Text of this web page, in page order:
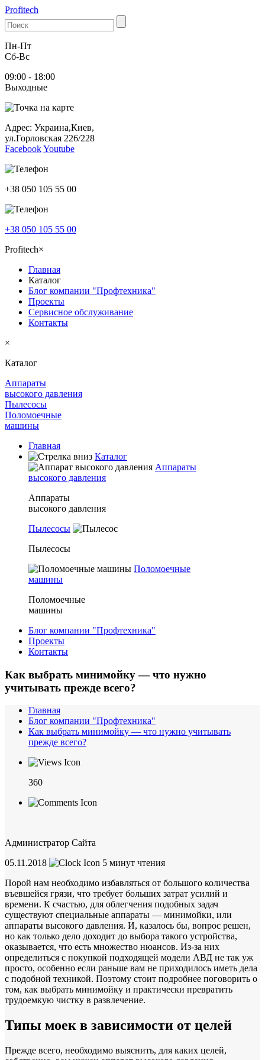
Profitech
Пн-Пт
Cб-Вс
09:00 - 18:00
Выходные
Адрес: Украина,Киев,
ул.Горловская 226/228
FacebookYoutube
+38 050 105 55 00
+38 050 105 55 00
Profitech×
Главная
Каталог
Блог компании "Профтехника"
Проекты
Сервисное обслуживание
Контакты
×
Каталог
Аппараты
высокого давления
Пылесосы
Поломоечные
машины
Главная
Каталог
Аппараты
высокого давления
Аппараты
высокого давления
Пылесосы
Пылесосы
Поломоечные
машины
Поломоечные
машины
Блог компании "Профтехника"
Проекты
Контакты
Как выбрать минимойку — что нужно
учитывать прежде всего?
Главная
Блог компании "Профтехника"
Как выбрать минимойку — что нужно учитывать
прежде всего?
360
Администратор Сайта
05.11.2018
5 минут чтения
Порой нам необходимо избавляться от большого количества
въевшейся грязи, что требует больших затрат усилий и
времени. К счастью, для облегчения подобных задач
существуют специальные аппараты — минимойки, или
аппараты высокого давления. И, казалось бы, вопрос решен,
но как только дело доходит до выбора такого устройства,
оказывается, что есть множество нюансов. Из-за них
определиться с покупкой подходящей модели АВД не так уж
просто, особенно если раньше вам не приходилось иметь дела
с подобной техникой. Поэтому стоит подробнее поговорить о
том, как выбрать минимойку и практически превратить
трудоемкую чистку в развлечение.
Типы моек в зависимости от целей
Прежде всего, необходимо выяснить, для каких целей,